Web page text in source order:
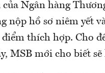
của Ngân hàng
nộp hồ sơ niêm yết
thích hợp. Cho
MSB mới cho biết